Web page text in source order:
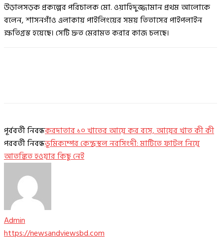
উড়ালসড়ক প্রকল্পের পরিচালক মো. ওয়াহিদুজ্জামান প্রথম আলোকে
বলেন, শাসনগাঁও এলাকায় পাইলিংয়ের সময় তিতাসের পাইপলাইন
ক্ষতিগ্রস্ত হয়েছে। সেটি দ্রুত মেরামত করার কাজ চলছে।
পূর্ববর্তী নিবন্ধকরদাতার ১০ খাতের আয়ে কর বসে, আয়ের খাত কী কী
পরবর্তী নিবন্ধভূমিকম্পের কেন্দ্রস্থল নরসিংদী: মাটিতে ফাটল নিয়ে
আতঙ্কিত হওয়ার কিছু নেই
Admin
https://newsandviewsbd.com